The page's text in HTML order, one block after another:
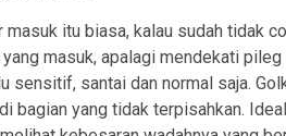
masuk itu biasa, kalau sudah tidak
masuk, apalagi mendekati
sensitif, santai dan normal saja.
bagian yang tidak terpisahkan.